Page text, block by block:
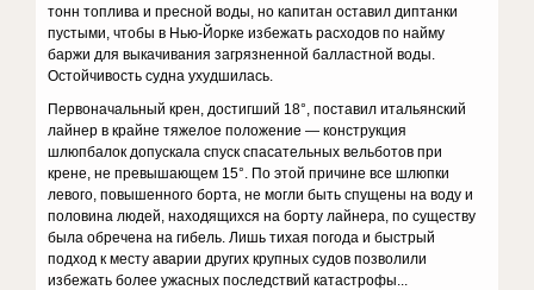
тонн топлива и пресной воды, но капитан оставил диптанки
пустыми, чтобы в Нью-Йорке избежать расходов по найму
баржи для выкачивания загрязненной балластной воды.
Остойчивость судна ухудшилась.
Первоначальный крен, достигший 18°, поставил итальянский
лайнер в крайне тяжелое положение — конструкция
шлюпбалок допускала спуск спасательных вельботов при
крене, не превышающем 15°. По этой причине все шлюпки
левого, повышенного борта, не могли быть спущены на воду и
половина людей, находящихся на борту лайнера, по существу
была обречена на гибель. Лишь тихая погода и быстрый
подход к месту аварии других крупных судов позволили
избежать более ужасных последствий катастрофы...